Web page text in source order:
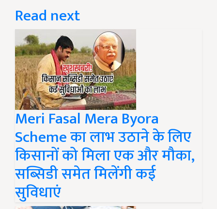
Read next
Meri Fasal Mera Byora
Scheme का लाभ उठाने के लिए
किसानों को मिला एक और मौका,
सब्सिडी समेत मिलेंगी कई
सुविधाएं